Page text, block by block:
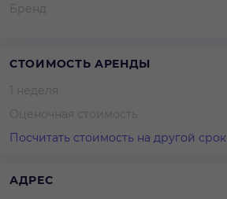
Бренд
СТОИМОСТЬ АРЕНДЫ
1 неделя
Оценочная стоимость
Посчитать стоимость на другой срок
АДРЕС